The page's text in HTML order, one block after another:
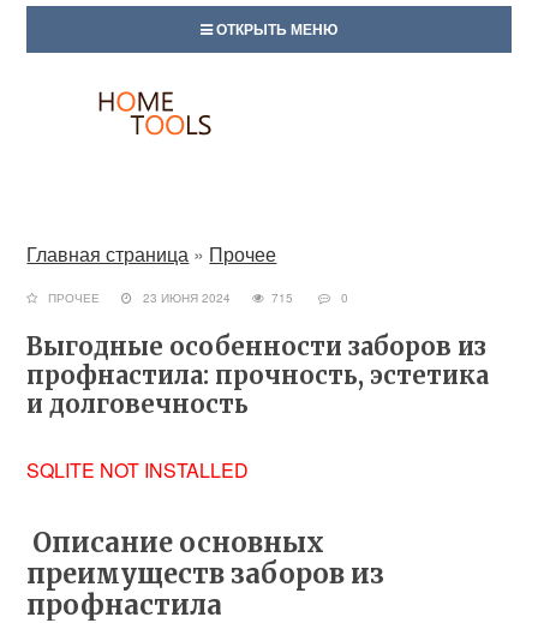
ОТКРЫТЬ МЕНЮ
Главная страница » Прочее
ПРОЧЕЕ 23 ИЮНЯ 2024 715 0
Выгодные особенности заборов из
профнастила: прочность, эстетика
и долговечность
SQLITE NOT INSTALLED
Описание основных
преимуществ заборов из
профнастила